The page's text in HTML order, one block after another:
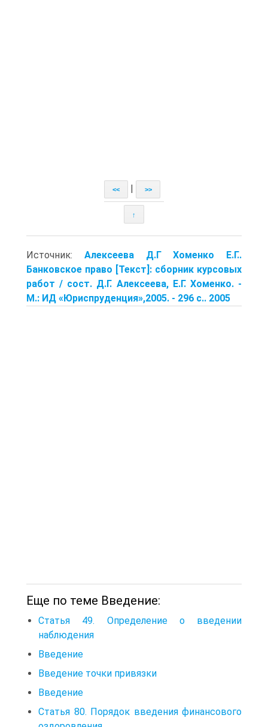
<< >>
↑
Источник: Алексеева Д.Г Хоменко Е.Г..
Банковское право [Текст]: сборник курсовых
работ / сост. Д.Г. Алексеева, Е.Г. Хоменко. -
М.: ИД «Юриспруденция»,2005. - 296 с.. 2005
Еще по теме Введение:
Статья 49. Определение о введении
наблюдения
Введение
Введение точки привязки
Введение
Статья 80. Порядок введения финансового